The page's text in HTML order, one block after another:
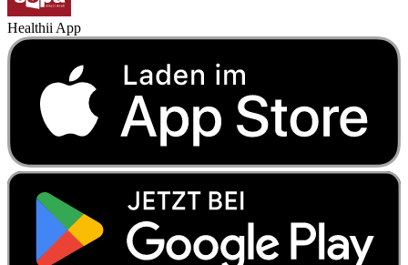
Healthii App